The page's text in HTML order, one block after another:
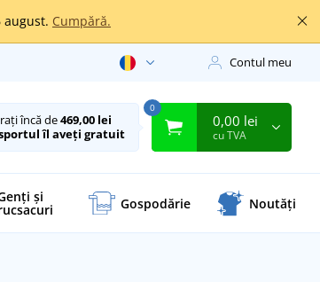
august. Cumpără.
Contul meu
încă de469,00 lei
îl aveți gratuit
0
0,00 lei
cu TVA
și Gospodărie Noutăți